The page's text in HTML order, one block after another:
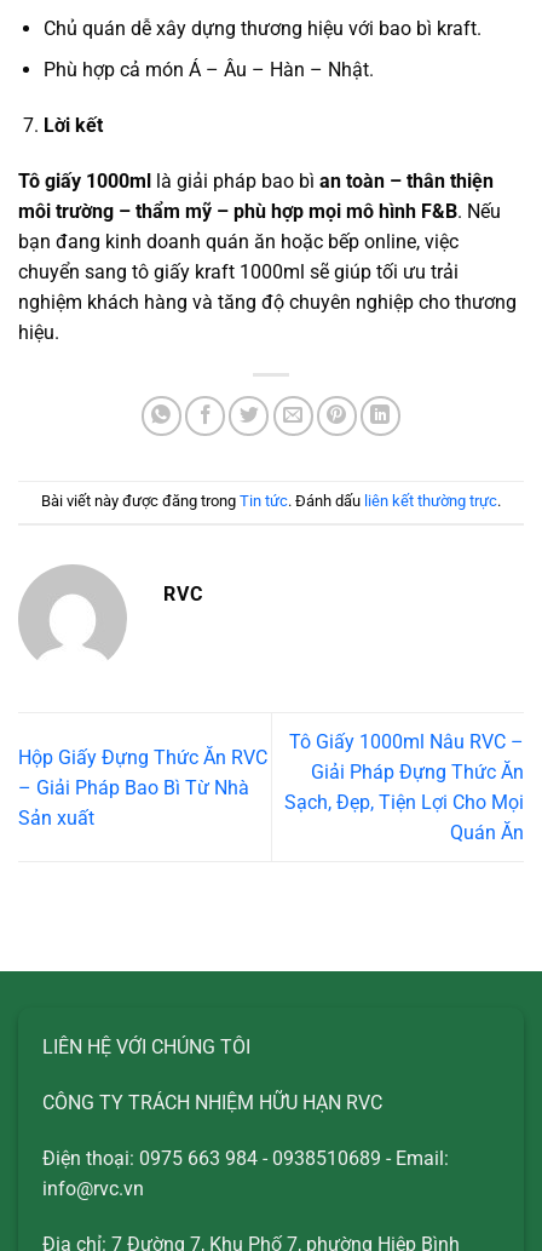
Chủ quán dễ xây dựng thương hiệu với bao bì kraft.
Phù hợp cả món Á – Âu – Hàn – Nhật.
Lời kết
Tô giấy 1000ml là giải pháp bao bì an toàn – thân thiện
môi trường – thẩm mỹ – phù hợp mọi mô hình F&B. Nếu
bạn đang kinh doanh quán ăn hoặc bếp online, việc
chuyển sang tô giấy kraft 1000ml sẽ giúp tối ưu trải
nghiệm khách hàng và tăng độ chuyên nghiệp cho thương
hiệu.
Bài viết này được đăng trong Tin tức. Đánh dấu liên kết thường trực.
RVC
Hộp Giấy Đựng Thức Ăn RVC
– Giải Pháp Bao Bì Từ Nhà
Sản xuất
Tô Giấy 1000ml Nâu RVC –
Giải Pháp Đựng Thức Ăn
Sạch, Đẹp, Tiện Lợi Cho Mọi
Quán Ăn
LIÊN HỆ VỚI CHÚNG TÔI
CÔNG TY TRÁCH NHIỆM HỮU HẠN RVC
Điện thoại: 0975 663 984 - 0938510689 - Email:
info@rvc.vn
Địa chỉ: 7 Đường 7, Khu Phố 7, phường Hiệp Bình